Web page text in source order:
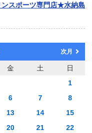
スポーツ専門店★水納島
次月
金 土
日
1
6 7
8
13 14
15
20 21 22